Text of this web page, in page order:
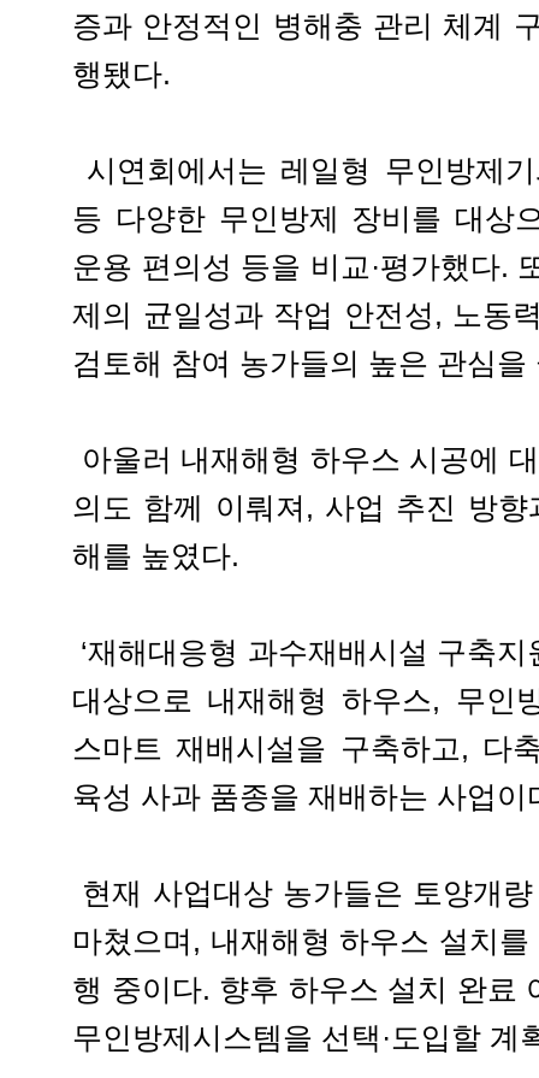
증과 안정적인 병해충 관리 체계
행됐다.
시연회에서는 레일형 무인방제
등 다양한 무인방제 장비를 대상
운용 편의성 등을 비교·평가했다.
제의 균일성과 작업 안전성, 노동
검토해 참여 농가들의 높은 관심을
아울러 내재해형 하우스 시공에
의도 함께 이뤄져, 사업 추진 방
해를 높였다.
‘재해대응형 과수재배시설 구축
대상으로 내재해형 하우스, 무인
스마트 재배시설을 구축하고, 다
육성 사과 품종을 재배하는 사업이
현재 사업대상 농가들은 토양개
마쳤으며, 내재해형 하우스 설치
행 중이다. 향후 하우스 설치 완료
무인방제시스템을 선택·도입할 계